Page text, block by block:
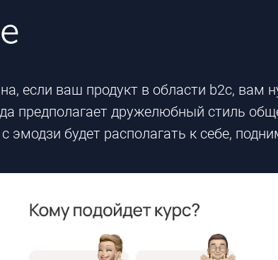
если ваш продукт в области b2c, вам
предполагает дружелюбный стиль
будет располагать к себе,